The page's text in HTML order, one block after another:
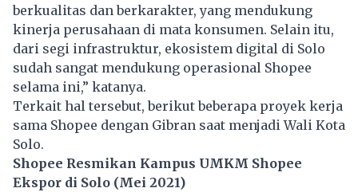
berkualitas dan berkarakter, yang mendukung
kinerja perusahaan di mata konsumen. Selain itu,
dari segi infrastruktur, ekosistem digital di Solo
sudah sangat mendukung operasional Shopee
selama ini,” katanya.
Terkait hal tersebut, berikut beberapa proyek kerja
sama Shopee dengan Gibran saat menjadi Wali Kota
Solo.
Shopee Resmikan Kampus UMKM Shopee
Ekspor di Solo (Mei 2021)